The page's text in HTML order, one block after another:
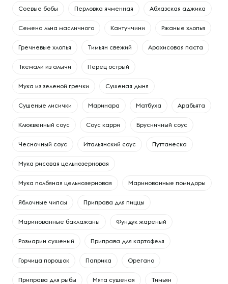
Соевые бобы Перловка ячменная Абхазская аджика
Семена льна масличного Кантуччини Ржаные хлопья
Гречневые хлопья Тимьян свежий Арахисовая паста
Ткемали из алычи Перец острый
Мука из зеленой гречки Сушеная дыня
Сушеные лисички Маринара Матбуха Арабьята
Клюквенный соус Соус карри Брусничный соус
Чесночный соус Итальянский соус Путтанеска
Мука рисовая цельнозерновая
Мука полбяная цельнозерновая Маринованные помидоры
Яблочные чипсы Приправа для пиццы
Маринованные баклажаны Фундук жареный
Розмарин сушеный Приправа для картофеля
Горчица порошок Паприка Орегано
Приправа для рыбы Мята сушеная Тимьян